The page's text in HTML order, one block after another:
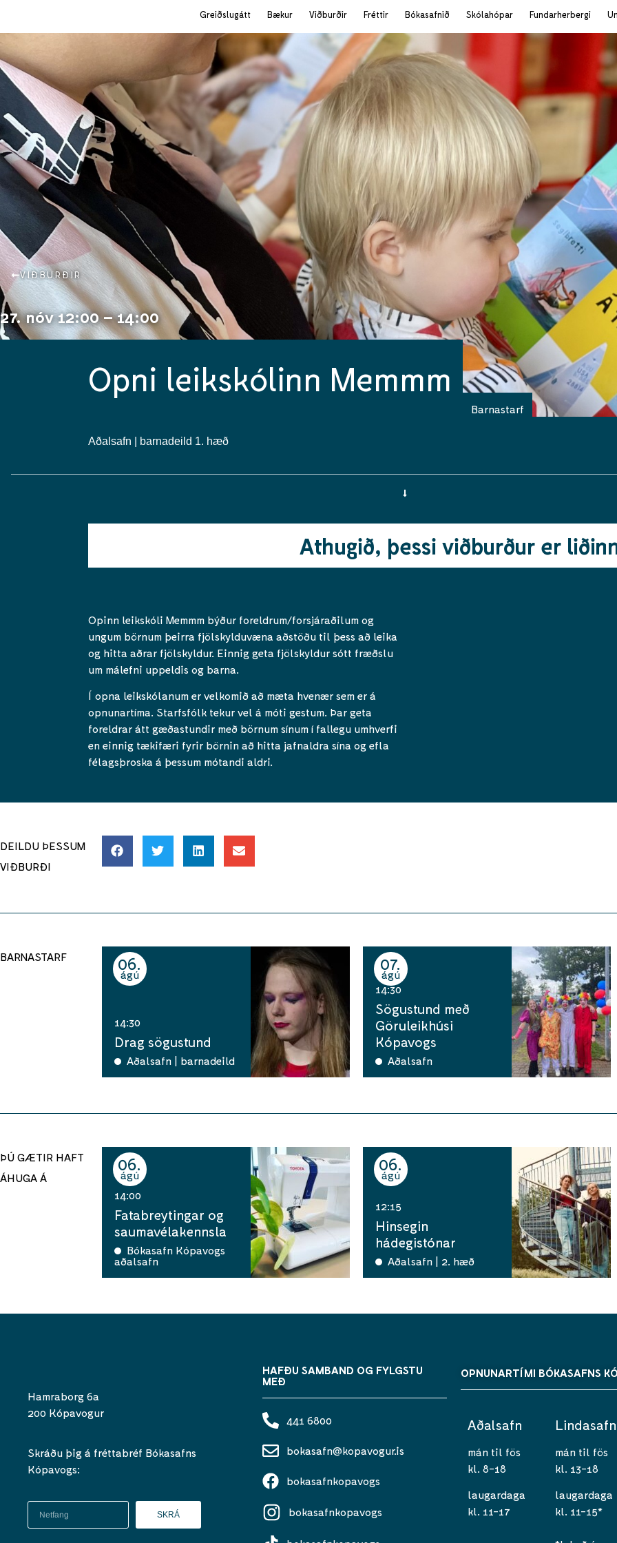
Greiðslugátt Bækur Viðburðir Fréttir Bókasafnið Skólahópar Fundarherbergi
VIÐBURÐIR
27. nóv 12:00 – 14:00
Opni leikskólinn Memmm
Barnastarf
Aðalsafn | barnadeild 1. hæð
Athugið, þessi viðburður er
Opinn leikskóli Memmm býður foreldrum/forsjáraðilum og
ungum börnum þeirra fjölskylduvæna aðstöðu til þess að leika
og hitta aðrar fjölskyldur. Einnig geta fjölskyldur sótt fræðslu
um málefni uppeldis og barna.
Í opna leikskólanum er velkomið að mæta hvenær sem er á
opnunartíma. Starfsfólk tekur vel á móti gestum. Þar geta
foreldrar átt gæðastundir með börnum sínum í fallegu umhverfi
en einnig tækifæri fyrir börnin að hitta jafnaldra sína og efla
félagsþroska á þessum mótandi aldri.
DEILDU ÞESSUM
VIÐBURÐI
BARNASTARF 06
ágú
14:30
Drag sögustund
Aðalsafn | barnadeild
07
ágú
14:30
Sögustund með
Göruleikhúsi
Kópavogs
Aðalsafn
ÞÚ GÆTIR HAFT
ÁHUGA Á
06
ágú
14:00
Fatabreytingar og
saumavélakennsla
Bókasafn Kópavogs
aðalsafn
06
ágú
12:15
Hinsegin
hádegistónar
Aðalsafn | 2. hæð
Hamraborg 6a
200 Kópavogur
Skráðu þig á fréttabréf Bókasafns
Kópavogs:
SKRÁ
HAFÐU SAMBAND OG FYLGSTU
MEÐ
441 6800
bokasafn@kopavogur.is
bokasafnkopavogs
bokasafnkopavogs
OPNUNARTÍMI BÓKASAFNS
Aðalsafn
mán til fös
kl. 8-18
laugardaga
kl. 11-17
Lindasafn
mán til fös
kl. 13-18
laugardaga
kl. 11-15*